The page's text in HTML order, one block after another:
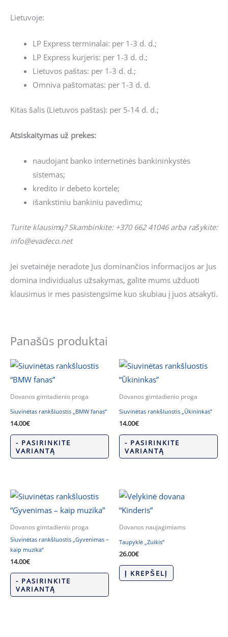
Lietuvoje:
LP Express terminalai: per 1-3 d. d.;
LP Express kurjeris: per 1-3 d. d.;
Lietuvos paštas: per 1-3 d. d.;
Omniva paštomatas: per 1-3 d. d.
Kitas šalis (Lietuvos paštas): per 5-14 d. d.;
Atsiskaitymas už prekes:
naudojant banko internetinės bankininkystės
sistemas;
kredito ir debeto kortele;
išankstiniu bankiniu pavedimu;
Turite klausimų? Skambinkite: +370 662 41046 arba rašykite:
info@evadeco.net
Jei svetainėje neradote Jus dominančios informacijos ar Jus
domina individualus užsakymas, galite mums užduoti
klausimus ir mes pasistengsime kuo skubiau į juos atsakyti.
Panašūs produktai
Dovanos gimtadienio proga
Siuvinėtas rankšluostis „BMW fanas”
14.00€
- PASIRINKITE
VARIANTĄ
Dovanos gimtadienio proga
Siuvinėtas rankšluostis „Ūkininkas”
14.00€
- PASIRINKITE
VARIANTĄ
Dovanos gimtadienio proga
Siuvinėtas rankšluostis „Gyvenimas –
kaip muzika”
14.00€
- PASIRINKITE
VARIANTĄ
Dovanos naujagimiams
Taupyklė „Zuikis”
26.00€
Į KREPŠELĮ